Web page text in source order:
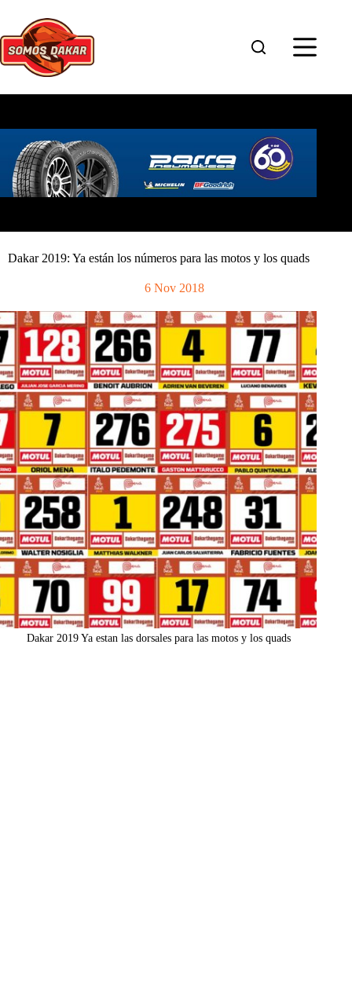
contenido
Dakar 2019: Ya están los números para las motos y los quads
6 Nov 2018
Dakar 2019 Ya estan las dorsales para las motos y los quads